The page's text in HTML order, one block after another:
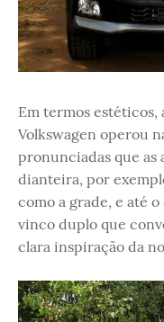
Em termos estéticos,
Volkswagen operou
pronunciadas que as
dianteira, por
como a grade, e até
vinco duplo que
clara inspiração da